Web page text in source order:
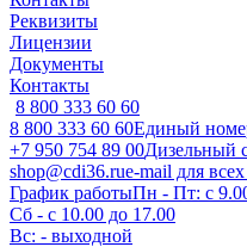
Реквизиты
Лицензии
Документы
Контакты
8 800 333 60 60
8 800 333 60 60Единый
+7 950 754 89 00Дизельный
shop@cdi36.rue-mail для
График работыПн - Пт: с
Сб - с 10.00 до 17.00
Вс: - выходной